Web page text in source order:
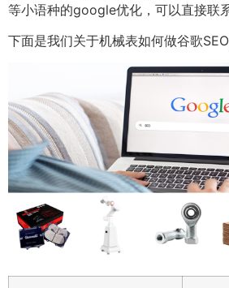
等小语种的google优化，可以直接联系
下面是我们关于机械表如何做谷歌